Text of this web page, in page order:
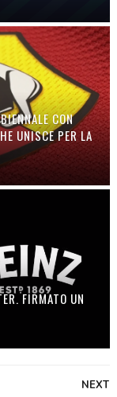
CON
UNISCE PER LA
FIRMATO UN
NEXT